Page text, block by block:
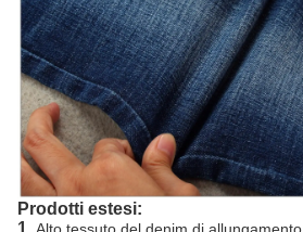
Prodotti estesi: